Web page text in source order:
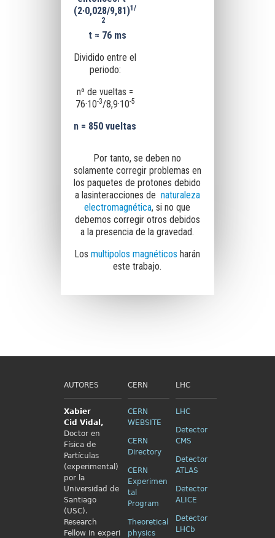
(2·0,028/9,81)1/
2
t ≈ 76 ms
Dividido entre el
periodo:
nº de vueltas =
76·10-3/8,9·10-5
n = 850 vueltas
Por tanto, se deben no
solamente corregir problemas en
los paquetes de protones debido
a lasinteracciones de naturaleza
electromagnética, si no que
debemos corregir otros debidos
a la presencia de la gravedad.
Losmultipolosmagnéticos harán
este trabajo.
AUTORES
Xabier
Cid Vidal,
Doctor en
Física de
Partículas
(experimental)
por la
Universidad de
Santiago
(USC).
Research
Fellow in experi
CERN
CERN
WEBSITE
CERN
Directory
CERN
Experimen
tal
Program
Theoretical
physics
LHC
LHC
Detector
CMS
Detector
ATLAS
Detector
ALICE
Detector
LHCb